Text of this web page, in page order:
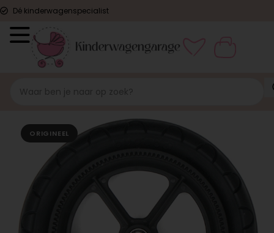
Dé kinderwagenspecialist
ORIGINEEL